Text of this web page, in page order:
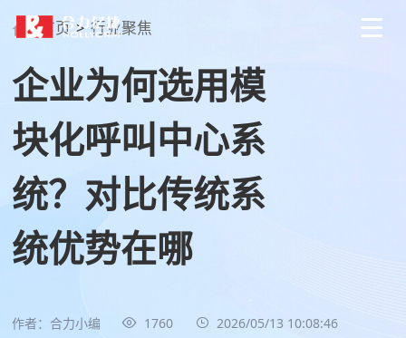
首页 > 行业聚焦
企业为何选用模
块化呼叫中心系
统？对比传统系
统优势在哪
作者：合力小编 1760 2026/05/13 10:08:46